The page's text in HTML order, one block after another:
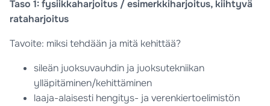
Taso 1: fysiikkaharjoitus / esimerkkiharjoitus, kiihtyvä
rataharjoitus
Tavoite: miksi tehdään ja mitä kehittää?
sileän juoksuvauhdin ja juoksutekniikan
ylläpitäminen/kehittäminen
laaja-alaisesti hengitys- ja verenkiertoelimistön